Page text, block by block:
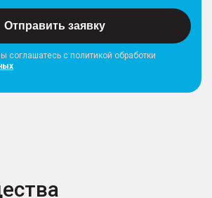
Отправить заявку
соглашатесь с политикой обработки